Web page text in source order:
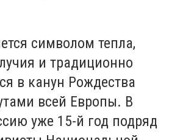
символом тепла,
и традиционно
в канун Рождества
всей Европы. В
уже 15-й год подряд